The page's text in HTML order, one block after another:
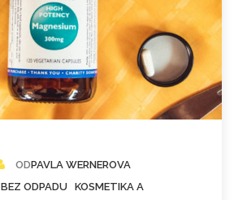
ODPAVLA WERNEROVA
ODPADU KOSMETIKA A